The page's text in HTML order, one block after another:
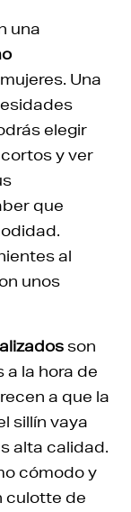
una
Una
elegir
y ver
que
al
unos
son
la hora de
a que la
sillín vaya
alta calidad.
cómodo y
culotte de